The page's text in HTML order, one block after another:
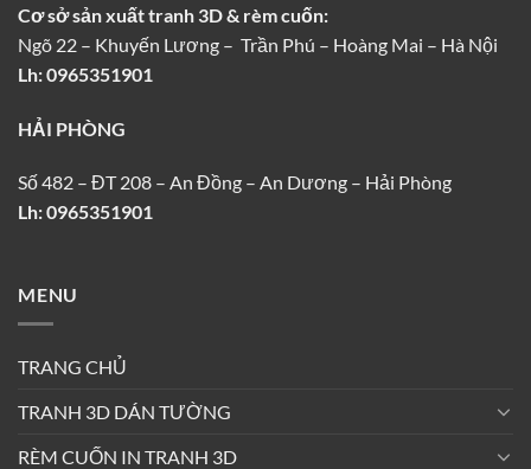
Cơ sở sản xuất tranh 3D & rèm cuốn:
Ngõ 22 – Khuyến Lương – Trần Phú – Hoàng Mai – Hà Nội
Lh: 0965351901
HẢI PHÒNG
Số 482 – ĐT 208 – An Đồng – An Dương – Hải Phòng
Lh: 0965351901
MENU
TRANG CHỦ
TRANH 3D DÁN TƯỜNG
RÈM CUỐN IN TRANH 3D